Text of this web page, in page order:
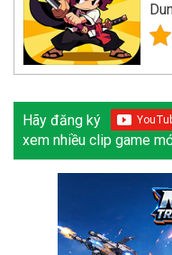
Hãy đăng ký
xem nhiều clip game